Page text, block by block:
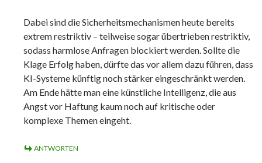
Dabei sind die Sicherheitsmechanismen heute bereits
extrem restriktiv – teilweise sogar übertrieben restriktiv,
sodass harmlose Anfragen blockiert werden. Sollte die
Klage Erfolg haben, dürfte das vor allem dazu führen, dass
KI-Systeme künftig noch stärker eingeschränkt werden.
Am Ende hätte man eine künstliche Intelligenz, die aus
Angst vor Haftung kaum noch auf kritische oder
komplexe Themen eingeht.
ANTWORTEN